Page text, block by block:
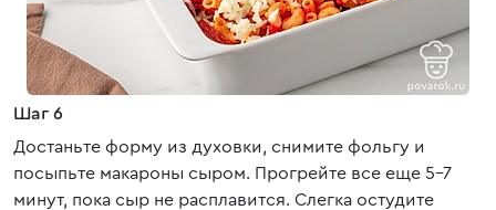
Шаг 6
Достаньте форму из духовки, снимите фольгу и
посыпьте макароны сыром. Прогрейте все еще 5-7
минут, пока сыр не расплавится. Слегка остудите